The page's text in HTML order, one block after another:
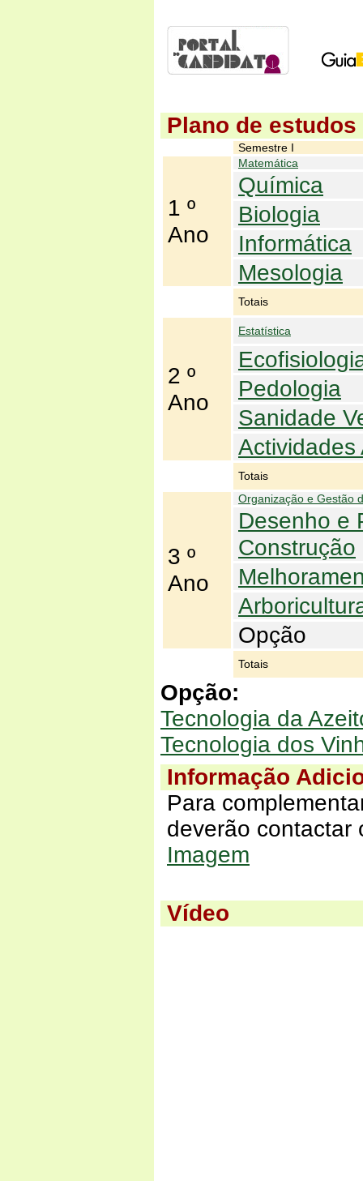
Plano de estudos
Semestre I
1 º
Ano
Matemática
Química
Biologia
Informática
Mesologia
Totais
2 º
Ano
Estatística
Pedologia
Sanidade
Actividades
Totais
3 º
Ano
Organização e Gestão
Desenho e
Construção
Opção
Totais
Opção:
Tecnologia da
Tecnologia dos
Informação
Para
deverão contactar
Imagem
Vídeo